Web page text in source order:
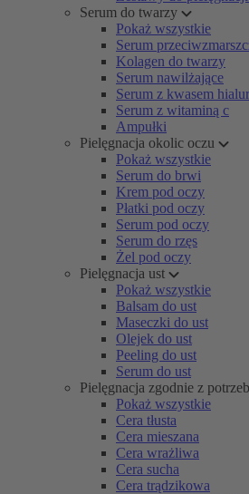
Serum do twarzy
Pokaż wszystkie
Serum
Kolagen do twarzy
Serum nawilżające
Serum z kwasem
Serum z witaminą c
Ampułki
Pielęgnacja okolic oczu
Pokaż wszystkie
Serum do brwi
Krem pod oczy
Płatki pod oczy
Serum pod oczy
Serum do rzęs
Żel pod oczy
Pielęgnacja ust
Pokaż wszystkie
Balsam do ust
Maseczki do ust
Olejek do ust
Peeling do ust
Serum do ust
Pielęgnacja zgodnie z
Pokaż wszystkie
Cera tłusta
Cera mieszana
Cera wrażliwa
Cera sucha
Cera trądzikowa